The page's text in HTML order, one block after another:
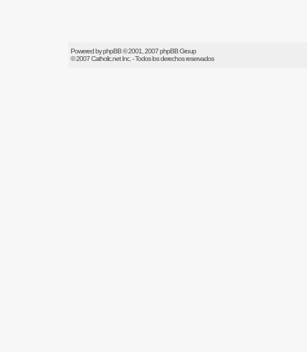
Powered byphpBB© 2001, 2007 phpBB Group
© 2007Catholic.netInc. - Todos los derechos reservados